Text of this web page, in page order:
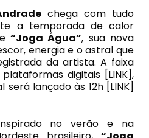
chega com tudo
a temporada de calor
“Joga Água”, sua nova
energia e o astral que
da artista. A faixa
digitais [LINK],
lançado às 12h [LINK]
no verão e na